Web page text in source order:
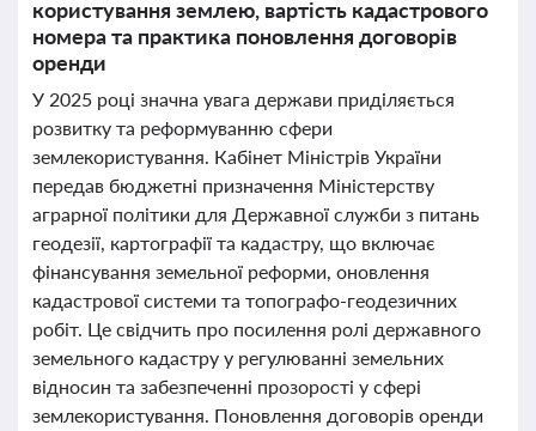
користування землею, вартість кадастрового
номера та практика поновлення договорів
оренди
У 2025 році значна увага держави приділяється
розвитку та реформуванню сфери
землекористування. Кабінет Міністрів України
передав бюджетні призначення Міністерству
аграрної політики для Державної служби з питань
геодезії, картографії та кадастру, що включає
фінансування земельної реформи, оновлення
кадастрової системи та топографо-геодезичних
робіт. Це свідчить про посилення ролі державного
земельного кадастру у регулюванні земельних
відносин та забезпеченні прозорості у сфері
землекористування. Поновлення договорів оренди